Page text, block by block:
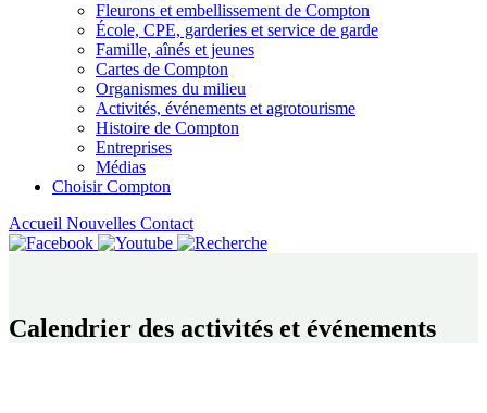
Fleurons et embellissement de Compton
École, CPE, garderies et service de garde
Famille, aînés et jeunes
Cartes de Compton
Organismes du milieu
Activités, événements et agrotourisme
Histoire de Compton
Entreprises
Médias
Choisir Compton
Accueil Nouvelles Contact
Calendrier des activités et événements